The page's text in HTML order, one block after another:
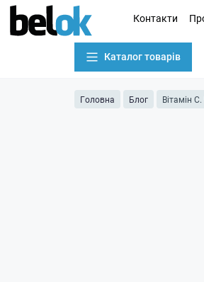
Контакти
Каталог товарів
Головна Блог Вітамін